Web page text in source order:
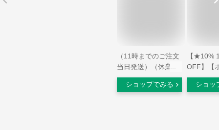
（11時までのご注文
当日発送）（休業日
除く）国内正規品
ファス（FAS）ザ
ショップでみる
【★10%
OFF】【
倍】【2
FFAS
ショッ